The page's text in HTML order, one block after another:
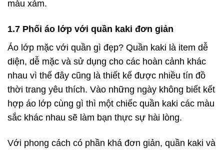
màu xám.
1.7 Phối áo lớp với quần kaki đơn giản
Áo lớp mặc với quần gì đẹp? Quần kaki là item dễ
diện, dễ mặc và sử dụng cho các hoàn cảnh khác
nhau vì thế đây cũng là thiết kế được nhiều tín đồ
thời trang yêu thích. Vào những ngày không biết kết
hợp áo lớp cùng gì thì một chiếc quần kaki các màu
sắc khác nhau sẽ làm bạn thực sự hài lòng.
Với phong cách có phần khá đơn giản, quần kaki và